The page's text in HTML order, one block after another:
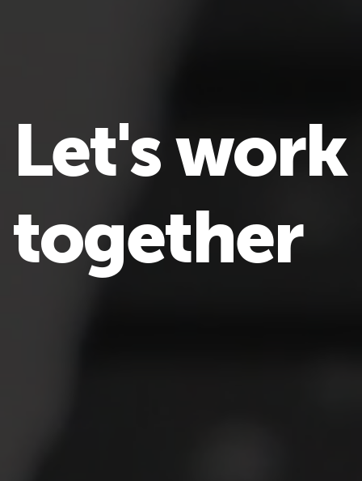
Let'swork
together